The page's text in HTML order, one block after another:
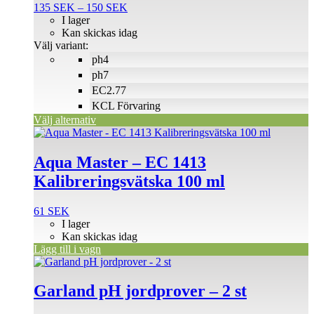
135 SEK – 150 SEK
till
ph4
ph7
EC2.77
KCL Förvaring
I lager
Kan skickas idag
Välj variant:
Välj alternativ
varianter.
olika
alternativen
Aqua Master – EC 1413
Kalibreringsvätska 100 ml
61 SEK
I lager
Kan skickas idag
Lägg till i vagn
Garland pH jordprover – 2 st